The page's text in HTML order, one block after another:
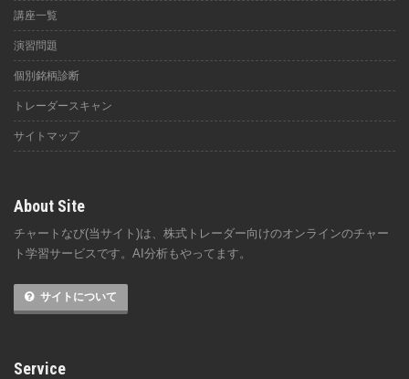
講座一覧
演習問題
個別銘柄診断
トレーダースキャン
サイトマップ
About Site
チャートなび(当サイト)は、株式トレーダー向けのオンラインのチャー
ト学習サービスです。AI分析もやってます。
サイトについて
Service